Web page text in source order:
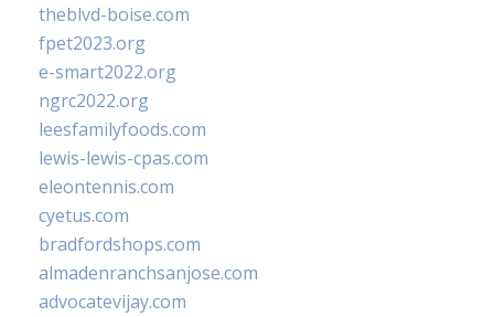
theblvd-boise.com
fpet2023.org
e-smart2022.org
ngrc2022.org
leesfamilyfoods.com
lewis-lewis-cpas.com
eleontennis.com
cyetus.com
bradfordshops.com
almadenranchsanjose.com
advocatevijay.com